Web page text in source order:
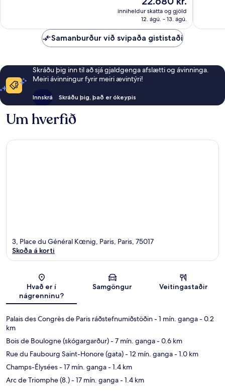
er
22.680 kr.
inniheldur skatta og gjöld
12. ágú. - 13. ágú.
Samanburður við svipaða gististaði
Skráðu þig inn til að sjá gjaldgenga afslætti og ávinninga.
Meiri ávinningur fyrir meiri ævintýri!
Innskrá Skráðu þig, það er ókeypis
Um hverfið
Kort
3, Place du Général Kœnig, Paris, Paris, 75017
Skoða á korti
Hvað er í
nágrenninu?
Samgöngur Veitingastaðir
Palais des Congrès de Paris ráðstefnumiðstöðin- 1 mín. ganga- 0.2
km
Bois de Boulogne (skógargarður)- 7 mín. ganga- 0.6 km
Rue du Faubourg Saint-Honore (gata)- 12 mín. ganga- 1.0 km
Champs-Élysées- 17 mín. ganga- 1.4 km
Arc de Triomphe (8.)- 17 mín. ganga- 1.4 km